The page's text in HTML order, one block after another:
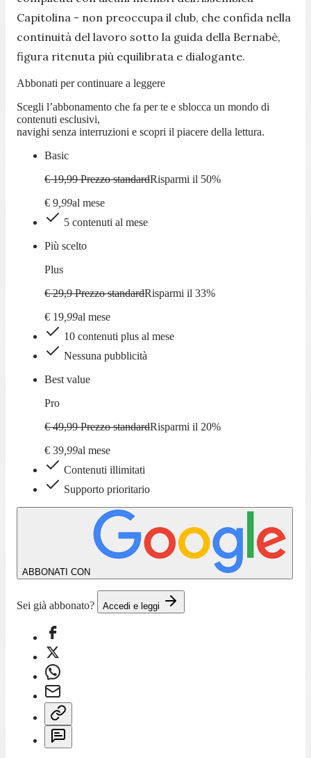
Capitolina - non preoccupa il club, che confida nella
continuità del lavoro sotto la guida della Bernabè,
figura ritenuta più equilibrata e dialogante.
Abbonati per continuare a leggere
Scegli l’abbonamento che fa per te e sblocca un mondo di
contenuti esclusivi,
navighi senza interruzioni e scopri il piacere della lettura.
Basic
€ 19,99 Prezzo standardRisparmi il 50%
€ 9 99al mese
5 contenuti al mese
Più scelto
Plus
€ 29,9 Prezzo standardRisparmi il 33%
€ 19 99al mese
10 contenuti plus al mese
Nessuna pubblicità
Best value
Pro
€ 49,99 Prezzo standardRisparmi il 20%
€ 39 99al mese
Contenuti illimitati
Supporto prioritario
ABBONATI CON
Sei già abbonato? Accedi e leggi